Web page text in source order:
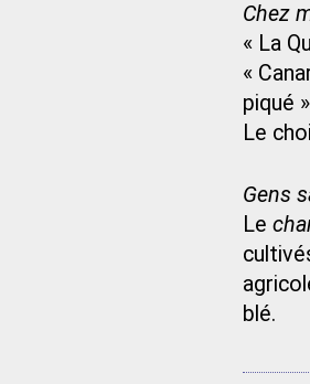
Chez
« La
«
piqué »
Le
Gens
Le
blé.